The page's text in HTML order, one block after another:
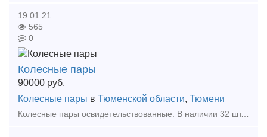
19.01.21
565
0
Колесные пары
90000 руб.
Колесные пары в Тюменской области, Тюмени
Колесные пары освидетельствованные. В наличии 32 шт. 30-34 90000 рублей. 35-39 100000 рублей. В г. Тюмень. Тип предложения: предлагаю продукцию, услугу